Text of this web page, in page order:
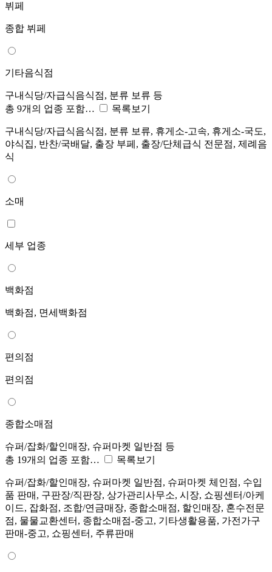
뷔페
종합 뷔페
기타음식점
구내식당/자급식음식점, 분류 보류 등
총 9개의 업종 포함…
목록보기
구내식당/자급식음식점, 분류 보류, 휴게소-고속, 휴게소-국도,
야식집, 반찬/국배달, 출장 부페, 출장/단체급식 전문점, 제례음
식
소매
세부 업종
백화점
백화점, 면세백화점
편의점
편의점
종합소매점
슈퍼/잡화/할인매장, 슈퍼마켓 일반점 등
총 19개의 업종 포함…
목록보기
슈퍼/잡화/할인매장, 슈퍼마켓 일반점, 슈퍼마켓 체인점, 수입
품 판매, 구판장/직판장, 상가관리사무소, 시장, 쇼핑센터/아케
이드, 잡화점, 조합/연금매장, 종합소매점, 할인매장, 혼수전문
점, 물물교환센터, 종합소매점-중고, 기타생활용품, 가전가구
판매-중고, 쇼핑센터, 주류판매